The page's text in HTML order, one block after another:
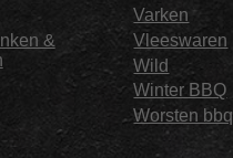
&
Varken
Vleeswaren
Wild
Winter BBQ
Worsten bbq